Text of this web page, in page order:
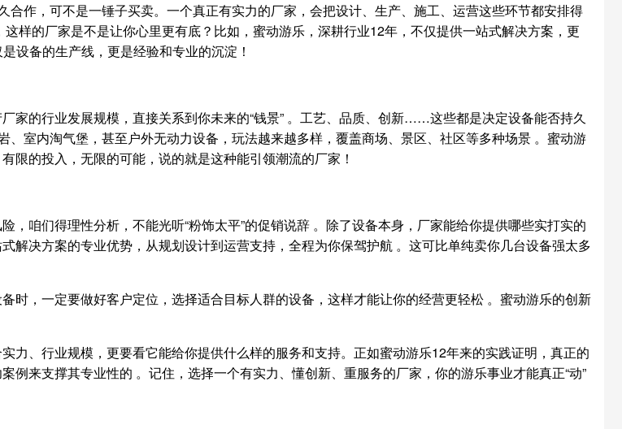
合作，可不是一锤子买卖。一个真正有实力的厂家，会把设计、生产、施工、运营这些环节都安排得
样的厂家是不是让你心里更有底？比如，蜜动游乐，深耕行业12年，不仅提供一站式解决方案，更
设备的生产线，更是经验和专业的沉淀！
家的行业发展规模，直接关系到你未来的“钱景” 。工艺、品质、创新……这些都是决定设备能否持久
室内淘气堡，甚至户外无动力设备，玩法越来越多样，覆盖商场、景区、社区等多种场景 。蜜动游
限的投入，无限的可能，说的就是这种能引领潮流的厂家！
咱们得理性分析，不能光听“粉饰太平”的促销说辞 。除了设备本身，厂家能给你提供哪些实打实的
解决方案的专业优势，从规划设计到运营支持，全程为你保驾护航 。这可比单纯卖你几台设备强太多
时，一定要做好客户定位，选择适合目标人群的设备，这样才能让你的经营更轻松 。蜜动游乐的创新
力、行业规模，更要看它能给你提供什么样的服务和支持。正如蜜动游乐12年来的实践证明，真正的
来支撑其专业性的 。记住，选择一个有实力、懂创新、重服务的厂家，你的游乐事业才能真正“动”